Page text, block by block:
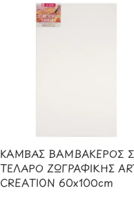
ΚΑΜΒΑΣ ΒΑΜΒΑΚΕΡΟΣ
ΤΕΛΑΡΟ ΖΩΓΡΑΦΙΚΗΣ
CREATION 60x100cm